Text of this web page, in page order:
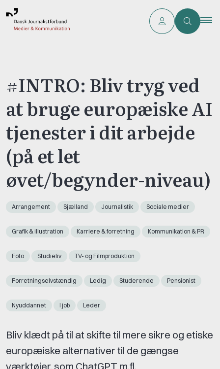
#INTRO: Bliv tryg ved
at bruge europæiske AI
tjenester i dit arbejde
(på et let
øvet/begynder-niveau)
Arrangement Sjælland Journalistik Sociale medier
Grafik & illustration Karriere & forretning Kommunikation & PR
Foto Studieliv TV- og Filmproduktion
Forretningselvstændig Ledig Studerende Pensionist
Nyuddannet I job Leder
Bliv klædt på til at skifte til mere sikre og etiske
europæiske alternativer til de gængse
værktøjer, som ChatGPT m.fl.